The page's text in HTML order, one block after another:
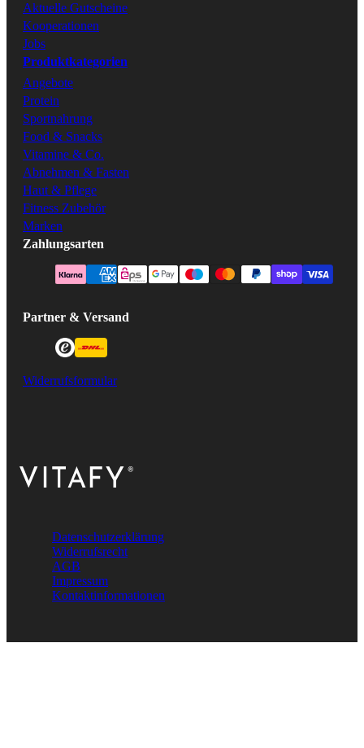
Aktuelle Gutscheine
Kooperationen
Jobs
Produktkategorien
Angebote
Protein
Sportnahrung
Food & Snacks
Vitamine & Co.
Abnehmen & Fasten
Haut & Pflege
Fitness Zubehör
Marken
Zahlungsarten
Partner & Versand
Widerrufsformular
VITAFY Better health. Better you.
Datenschutzerklärung
Widerrufsrecht
AGB
Impressum
Kontaktinformationen